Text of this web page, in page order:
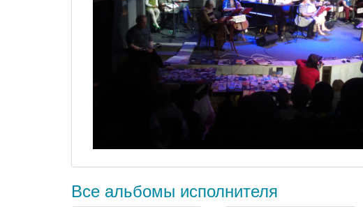
Все альбомы исполнителя